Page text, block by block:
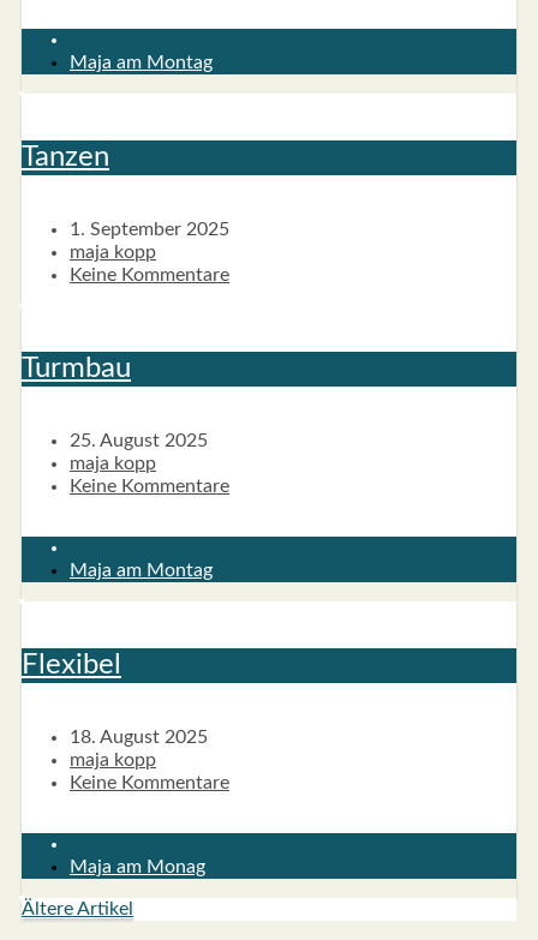
Maja am Montag
Tan­zen
1. September 2025
maja kopp
Keine Kommentare
Turm­bau
25. August 2025
maja kopp
Keine Kommentare
Maja am Montag
Fle­xi­bel
18. August 2025
maja kopp
Keine Kommentare
Maja am Monag
Ältere Artikel